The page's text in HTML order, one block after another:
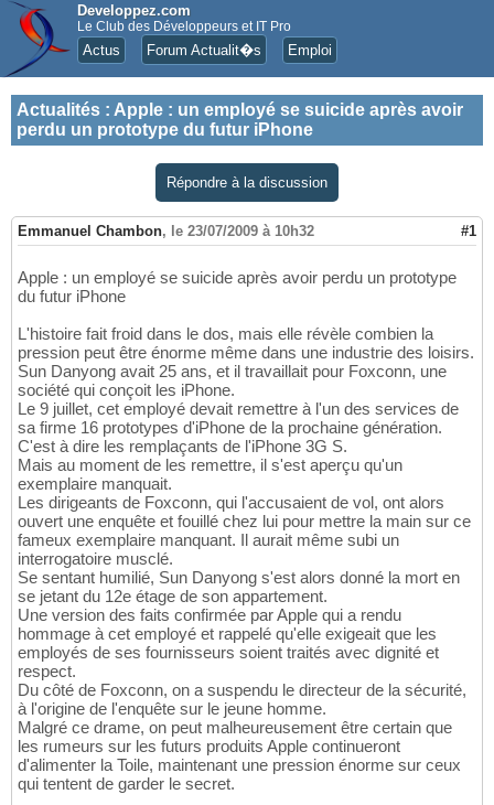
Developpez.com
Le Club des Développeurs et IT Pro
Actus Forum Actualit�s Emploi
Actualités : Apple : un employé se suicide après avoir
perdu un prototype du futur iPhone
Répondre à la discussion
Emmanuel Chambon, le 23/07/2009 à 10h32 #1
Apple : un employé se suicide après avoir perdu un prototype
du futur iPhone
L'histoire fait froid dans le dos, mais elle révèle combien la
pression peut être énorme même dans une industrie des loisirs.
Sun Danyong avait 25 ans, et il travaillait pour Foxconn, une
société qui conçoit les iPhone.
Le 9 juillet, cet employé devait remettre à l'un des services de
sa firme 16 prototypes d'iPhone de la prochaine génération.
C'est à dire les remplaçants de l'iPhone 3G S.
Mais au moment de les remettre, il s'est aperçu qu'un
exemplaire manquait.
Les dirigeants de Foxconn, qui l'accusaient de vol, ont alors
ouvert une enquête et fouillé chez lui pour mettre la main sur ce
fameux exemplaire manquant. Il aurait même subi un
interrogatoire musclé.
Se sentant humilié, Sun Danyong s'est alors donné la mort en
se jetant du 12e étage de son appartement.
Une version des faits confirmée par Apple qui a rendu
hommage à cet employé et rappelé qu'elle exigeait que les
employés de ses fournisseurs soient traités avec dignité et
respect.
Du côté de Foxconn, on a suspendu le directeur de la sécurité,
à l'origine de l'enquête sur le jeune homme.
Malgré ce drame, on peut malheureusement être certain que
les rumeurs sur les futurs produits Apple continueront
d'alimenter la Toile, maintenant une pression énorme sur ceux
qui tentent de garder le secret.